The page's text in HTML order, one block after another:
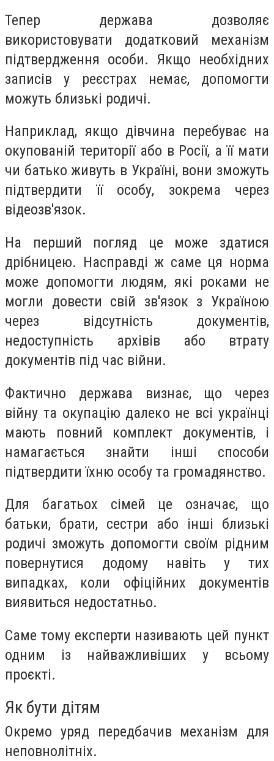
Тепер держава дозволяє
використовувати додатковий механізм
підтвердження особи. Якщо необхідних
записів у реєстрах немає, допомогти
можуть близькі родичі.
Наприклад, якщо дівчина перебуває на
окупованій території або в Росії, а її мати
чи батько живуть в Україні, вони зможуть
підтвердити її особу, зокрема через
відеозв'язок.
На перший погляд це може здатися
дрібницею. Насправді ж саме ця норма
може допомогти людям, які роками не
могли довести свій зв'язок з Україною
через відсутність документів,
недоступність архівів або втрату
документів під час війни.
Фактично держава визнає, що через
війну та окупацію далеко не всі українці
мають повний комплект документів, і
намагається знайти інші способи
підтвердити їхню особу та громадянство.
Для багатьох сімей це означає, що
батьки, брати, сестри або інші близькі
родичі зможуть допомогти своїм рідним
повернутися додому навіть у тих
випадках, коли офіційних документів
виявиться недостатньо.
Саме тому експерти називають цей пункт
одним із найважливіших у всьому
проєкті.
Як бути дітям
Окремо уряд передбачив механізм для
неповнолітніх.